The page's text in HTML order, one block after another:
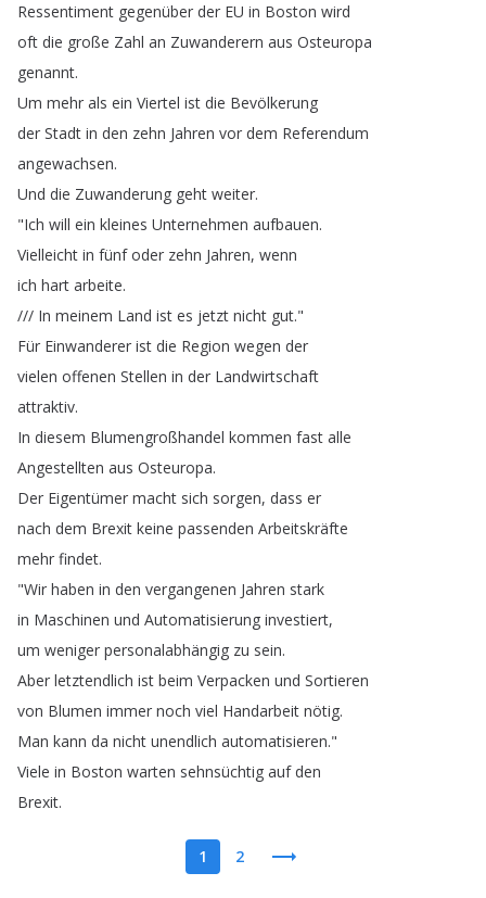
Ressentiment gegenüber der EU in Boston wird
oft die große Zahl an Zuwanderern aus Osteuropa
genannt.
Um mehr als ein Viertel ist die Bevölkerung
der Stadt in den zehn Jahren vor dem Referendum
angewachsen.
Und die Zuwanderung geht weiter.
"Ich will ein kleines Unternehmen aufbauen.
Vielleicht in fünf oder zehn Jahren, wenn
ich hart arbeite.
/// In meinem Land ist es jetzt nicht gut."
Für Einwanderer ist die Region wegen der
vielen offenen Stellen in der Landwirtschaft
attraktiv.
In diesem Blumengroßhandel kommen fast alle
Angestellten aus Osteuropa.
Der Eigentümer macht sich sorgen, dass er
nach dem Brexit keine passenden Arbeitskräfte
mehr findet.
"Wir haben in den vergangenen Jahren stark
in Maschinen und Automatisierung investiert,
um weniger personalabhängig zu sein.
Aber letztendlich ist beim Verpacken und Sortieren
von Blumen immer noch viel Handarbeit nötig.
Man kann da nicht unendlich automatisieren."
Viele in Boston warten sehnsüchtig auf den
Brexit.
1 2